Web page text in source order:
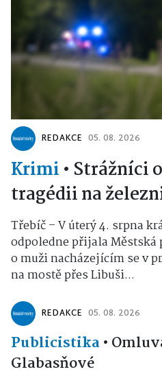
REDAKCE 05. 08. 2026
Krimi • Strážníci
tragédii na
Třebíč – V úterý 4. srpna
odpoledne přijala
o muži nacházejícím se v
na mostě přes Libuši...
REDAKCE 05. 08. 2026
Publicistika•
Glabasňové